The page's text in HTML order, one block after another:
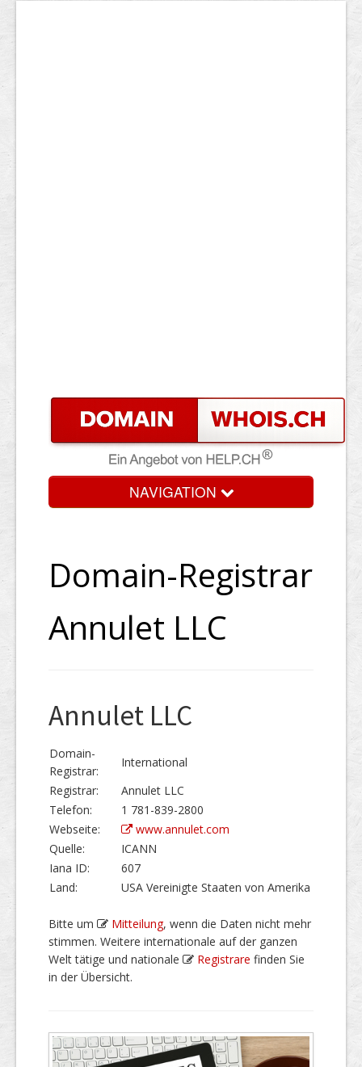
NAVIGATION
Domain-Registrar
Annulet LLC
Annulet LLC
Domain-
Registrar:
International
Registrar:
Annulet LLC
Telefon:
1 781-839-2800
Webseite:
www.annulet.com
Quelle:
ICANN
Iana ID:
607
Land:
USA Vereinigte Staaten von Amerika
Bitte um Mitteilung, wenn die Daten nicht mehr
stimmen. Weitere internationale auf der ganzen
Welt tätige und nationale
Registrare finden Sie
in der Übersicht.